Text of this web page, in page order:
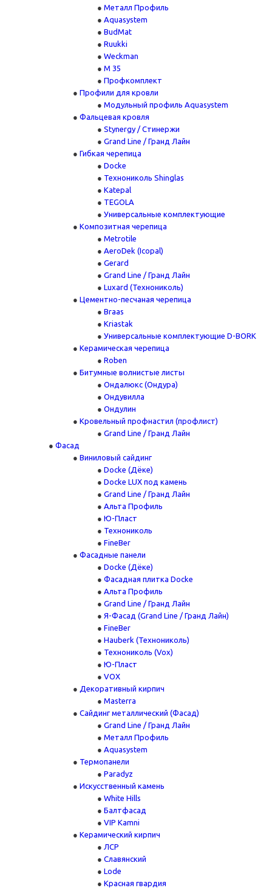
Металл Профиль
Aquasystem
BudMat
Ruukki
Weckman
М 35
Профкомплект
Профили для кровли
Модульный профиль Aquasystem
Фальцевая кровля
Stynergy / Стинержи
Grand Line / Гранд Лайн
Гибкая черепица
Docke
Технониколь Shinglas
Katepal
TEGOLA
Универсальные комплектующие
Композитная черепица
Metrotile
AeroDek (Icopal)
Gerard
Grand Line / Гранд Лайн
Luxard (Технониколь)
Цементно-песчаная черепица
Braas
Kriastak
Универсальные комплектующие D-BORK
Керамическая черепица
Roben
Битумные волнистые листы
Ондалюкс (Ондура)
Ондувилла
Ондулин
Кровельный профнастил (профлист)
Grand Line / Гранд Лайн
Фасад
Виниловый сайдинг
Docke (Дёке)
Docke LUX под камень
Grand Line / Гранд Лайн
Альта Профиль
Ю-Пласт
Технониколь
FineBer
Фасадные панели
Docke (Дёке)
Фасадная плитка Docke
Альта Профиль
Grand Line / Гранд Лайн
Я-Фасад (Grand Line / Гранд Лайн)
FineBer
Hauberk (Технониколь)
Технониколь (Vox)
Ю-Пласт
VOX
Декоративный кирпич
Masterra
Сайдинг металлический (Фасад)
Grand Line / Гранд Лайн
Металл Профиль
Aquasystem
Термопанели
Paradyz
Искусственный камень
White Hills
Балтфасад
VIP Kamni
Керамический кирпич
ЛСР
Славянский
Lode
Красная гвардия